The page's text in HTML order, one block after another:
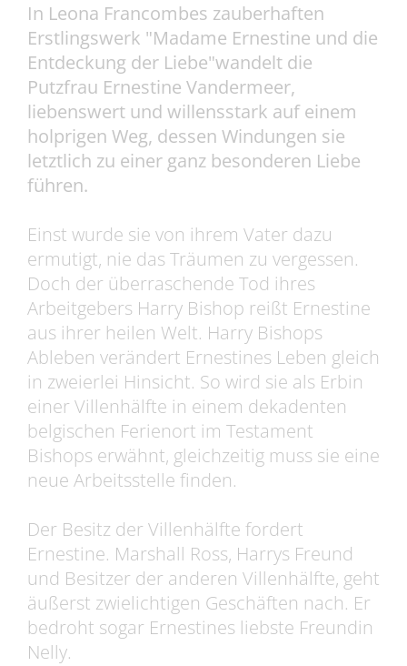
In Leona Francombes zauberhaften
Erstlingswerk "Madame Ernestine und die
Entdeckung der Liebe"wandelt die
Putzfrau Ernestine Vandermeer,
liebenswert und willensstark auf einem
holprigen Weg, dessen Windungen sie
letztlich zu einer ganz besonderen Liebe
führen.
Einst wurde sie von ihrem Vater dazu
ermutigt, nie das Träumen zu vergessen.
Doch der überraschende Tod ihres
Arbeitgebers Harry Bishop reißt Ernestine
aus ihrer heilen Welt. Harry Bishops
Ableben verändert Ernestines Leben gleich
in zweierlei Hinsicht. So wird sie als Erbin
einer Villenhälfte in einem dekadenten
belgischen Ferienort im Testament
Bishops erwähnt, gleichzeitig muss sie eine
neue Arbeitsstelle finden.
Der Besitz der Villenhälfte fordert
Ernestine. Marshall Ross, Harrys Freund
und Besitzer der anderen Villenhälfte, geht
äußerst zwielichtigen Geschäften nach. Er
bedroht sogar Ernestines liebste Freundin
Nelly.